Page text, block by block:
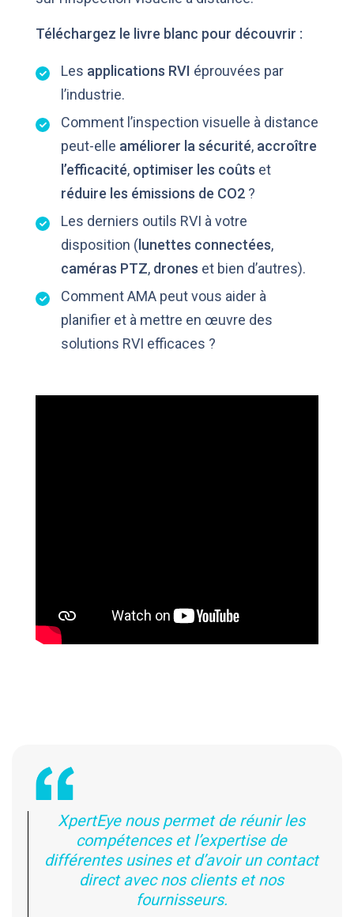
Téléchargez le livre blanc pour découvrir :
Les applications RVI éprouvées par
l’industrie.
Comment l’inspection visuelle à distance
peut-elle améliorer la sécurité, accroître
l’efficacité, optimiser les coûts et
réduire les émissions de CO2 ?
Les derniers outils RVI à votre
disposition ( lunettes connectées,
caméras PTZ, drones et bien d’autres).
Comment AMA peut vous aider à
planifier et à mettre en œuvre des
solutions RVI efficaces ?
XpertEye nous permet de réunir les
compétences et l’expertise de
différentes usines et d’avoir un contact
direct avec nos clients et nos
fournisseurs.